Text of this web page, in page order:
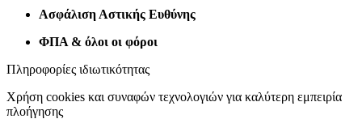
Ασφάλιση Αστικής Ευθύνης
ΦΠΑ & όλοι οι φόροι
Πληροφορίες ιδιωτικότητας
Χρήση cookies και συναφών τεχνολογιών για καλύτερη εμπειρία
πλοήγησης